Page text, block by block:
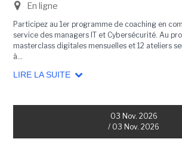
En ligne
Participez au 1er programme de coaching en
service des managers IT et Cybersécurité. Au
masterclass digitales mensuelles et 12 ateliers
à...
LIRE LA SUITE
03 Nov. 2026
/ 03 Nov. 2026